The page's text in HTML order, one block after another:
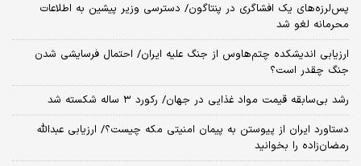
پس‌لرزه‌های یک افشاگری در پنتاگون/ دسترسی وزیر پیشین به اطلاعات
محرمانه لغو شد
ارزیابی اندیشکده چتم‌هاوس از جنگ علیه ایران/ احتمال فرسایشی شدن
جنگ چقدر است؟
رشد بی‌سابقه قیمت مواد غذایی در جهان/ رکورد ۳ ساله شکسته شد
دستاورد ایران از پیوستن به پیمان امنیتی مکه چیست؟/ ارزیابی عبدالله
رمضان‌زاده را بخوانید